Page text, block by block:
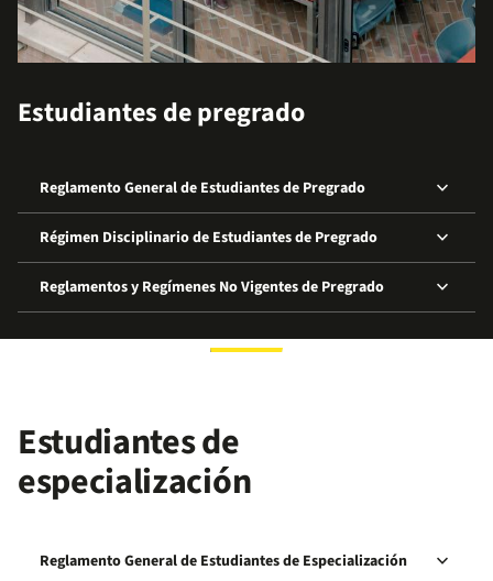
Estudiantes de pregrado
Reglamento General de Estudiantes de Pregrado keyboard_arrow_down
Régimen Disciplinario de Estudiantes de Pregrado keyboard_arrow_down
Reglamentos y Regímenes No Vigentes de Pregrado keyboard_arrow_down
Estudiantes de
especialización
Reglamento General de Estudiantes de Especialización keyboard_arrow_down